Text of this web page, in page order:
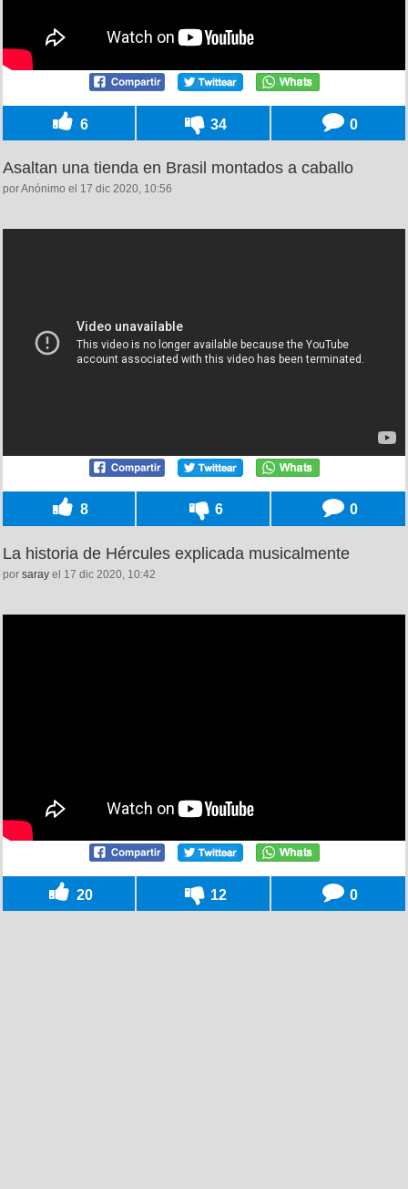
6 34 0
Asaltan una tienda en Brasil montados a caballo
por Anónimo el 17 dic 2020, 10:56
8 6 0
La historia de Hércules explicada musicalmente
por saray el 17 dic 2020, 10:42
20 12 0